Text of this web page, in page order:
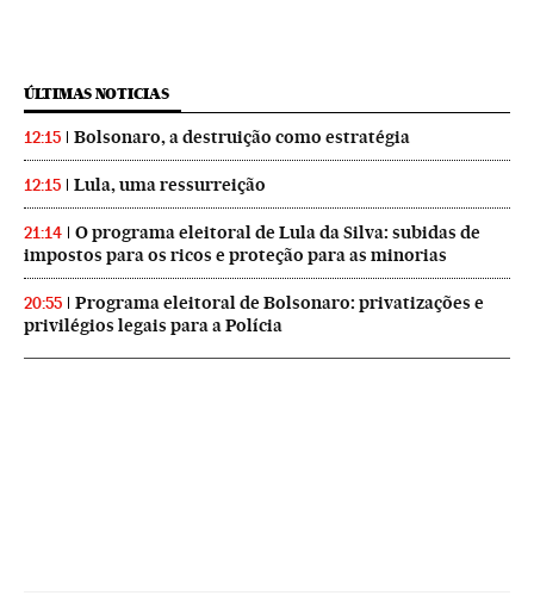
ÚLTIMAS NOTICIAS
12:15 Bolsonaro, a destruição como estratégia
12:15 Lula, uma ressurreição
21:14
O programa eleitoral de Lula da Silva: subidas de
impostos para os ricos e proteção para as minorias
20:55
Programa eleitoral de Bolsonaro: privatizações e
privilégios legais para a Polícia